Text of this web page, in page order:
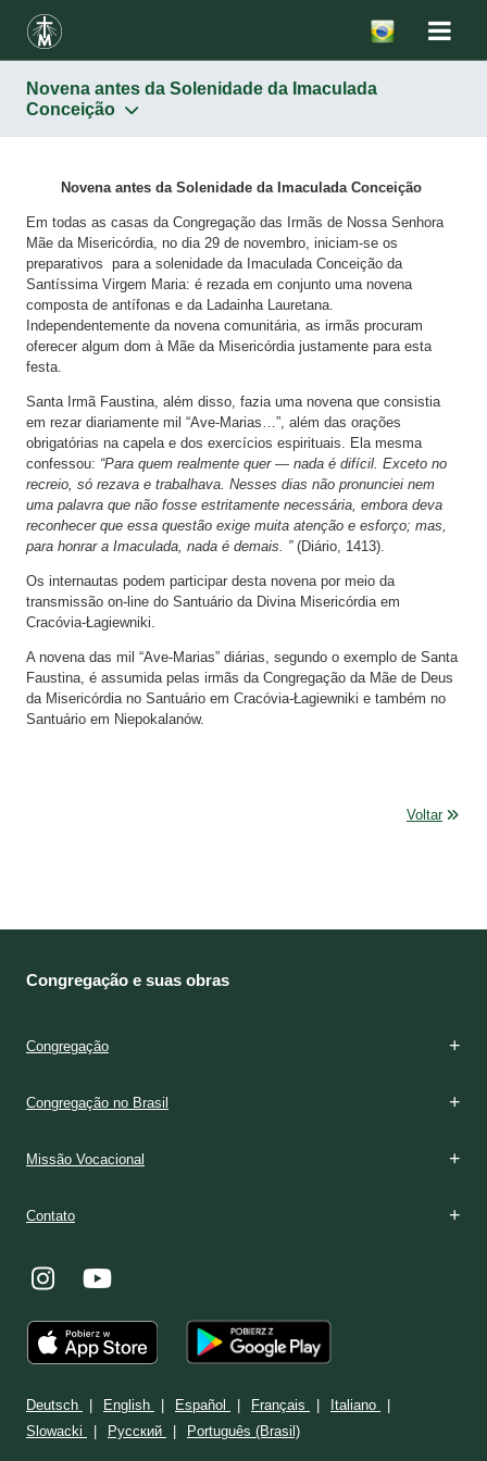
Novena antes da Solenidade da Imaculada
Conceição
Novena antes da Solenidade da Imaculada Conceição
Em todas as casas da Congregação das Irmãs de Nossa Senhora
Mãe da Misericórdia, no dia 29 de novembro, iniciam-se os
preparativos para a solenidade da Imaculada Conceição da
Santíssima Virgem Maria: é rezada em conjunto uma novena
composta de antífonas e da Ladainha Lauretana.
Independentemente da novena comunitária, as irmãs procuram
oferecer algum dom à Mãe da Misericórdia justamente para esta
festa.
Santa Irmã Faustina, além disso, fazia uma novena que consistia
em rezar diariamente mil “Ave-Marias…”, além das orações
obrigatórias na capela e dos exercícios espirituais. Ela mesma
confessou: “Para quem realmente quer — nada é difícil. Exceto no
recreio, só rezava e trabalhava. Nesses dias não pronunciei nem
uma palavra que não fosse estritamente necessária, embora deva
reconhecer que essa questão exige muita atenção e esforço; mas,
para honrar a Imaculada, nada é demais. ”(Diário, 1413).
Os internautas podem participar desta novena por meio da
transmissão on-line do Santuário da Divina Misericórdia em
Cracóvia-Łagiewniki.
A novena das mil “Ave-Marias” diárias, segundo o exemplo de Santa
Faustina, é assumida pelas irmãs da Congregação da Mãe de Deus
da Misericórdia no Santuário em Cracóvia-Łagiewniki e também no
Santuário em Niepokalanów.
Voltar
Congregação e suas obras
Congregação
Congregação no Brasil
Missão Vocacional
Contato
Deutsch English Español Français
Italiano
Slowacki
Ρусский Português (Brasil)